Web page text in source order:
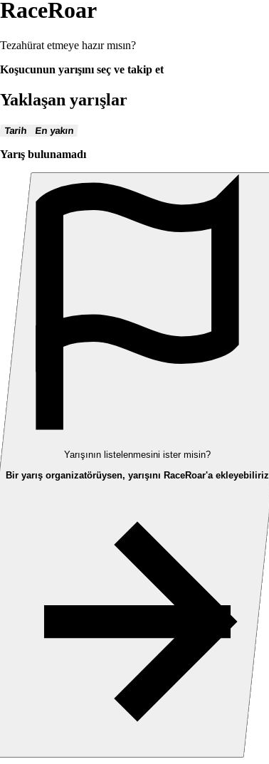
RaceRoar
Tezahürat etmeye hazır mısın?
Koşucunun yarışını seç ve takip et
Yaklaşan yarışlar
Tarih En yakın
Yarış bulunamadı
Yarışının listelenmesini ister misin?
Bir yarış organizatörüysen, yarışını RaceRoar'a ekleyebiliriz